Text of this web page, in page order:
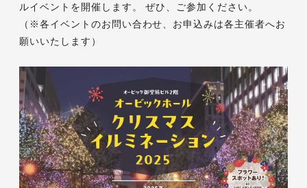
ルイベントを開催します。 ぜひ、ご参加ください。
（※各イベントのお問い合わせ、お申込みは各主催者へお
願いいたします）